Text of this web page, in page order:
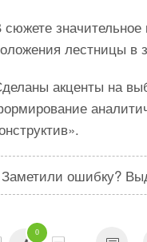
сюжете значительное
лестницы в
акценты на
Заметили ошибку?
0